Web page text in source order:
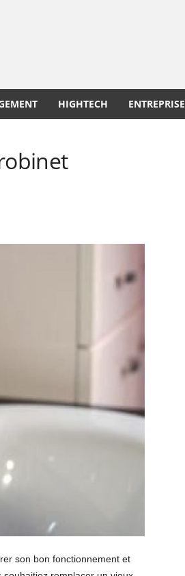
HIGHTECH ENTREPRISE
son bon fonctionnement et